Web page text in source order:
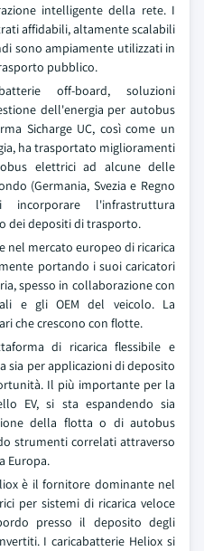
intelligente della rete. I
affidabili, altamente scalabili
sono ampiamente utilizzati in
pubblico.
off-board, soluzioni
dell'energia per autobus
Sicharge UC, così come un
ha trasportato miglioramenti
elettrici ad alcune delle
(Germania, Svezia e Regno
l'infrastruttura
dei depositi di trasporto.
nel mercato europeo di ricarica
portando i suoi caricatori
spesso in collaborazione con
e gli OEM del veicolo. La
che crescono con flotte.
di ricarica flessibile e
sia per applicazioni di deposito
Il più importante per la
EV, si sta espandendo sia
della flotta o di autobus
strumenti correlati attraverso
Europa.
è il fornitore dominante nel
per sistemi di ricarica veloce
presso il deposito degli
I caricabatterie Heliox si